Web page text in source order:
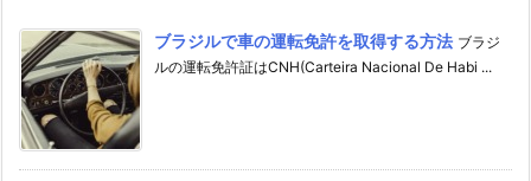
ブラジルで車の運転免許を取得する方法 ブラジ
ルの運転免許証はCNH(Carteira Nacional De Habi ...